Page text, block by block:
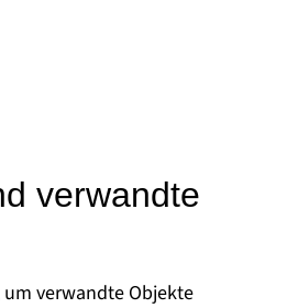
verwandte
verwandte Objekte